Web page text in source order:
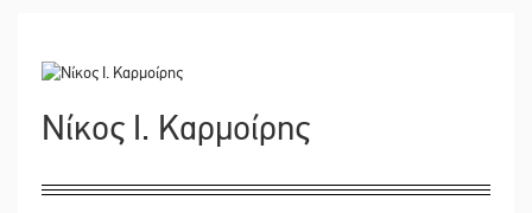
Νίκος Ι. Καρμοίρης